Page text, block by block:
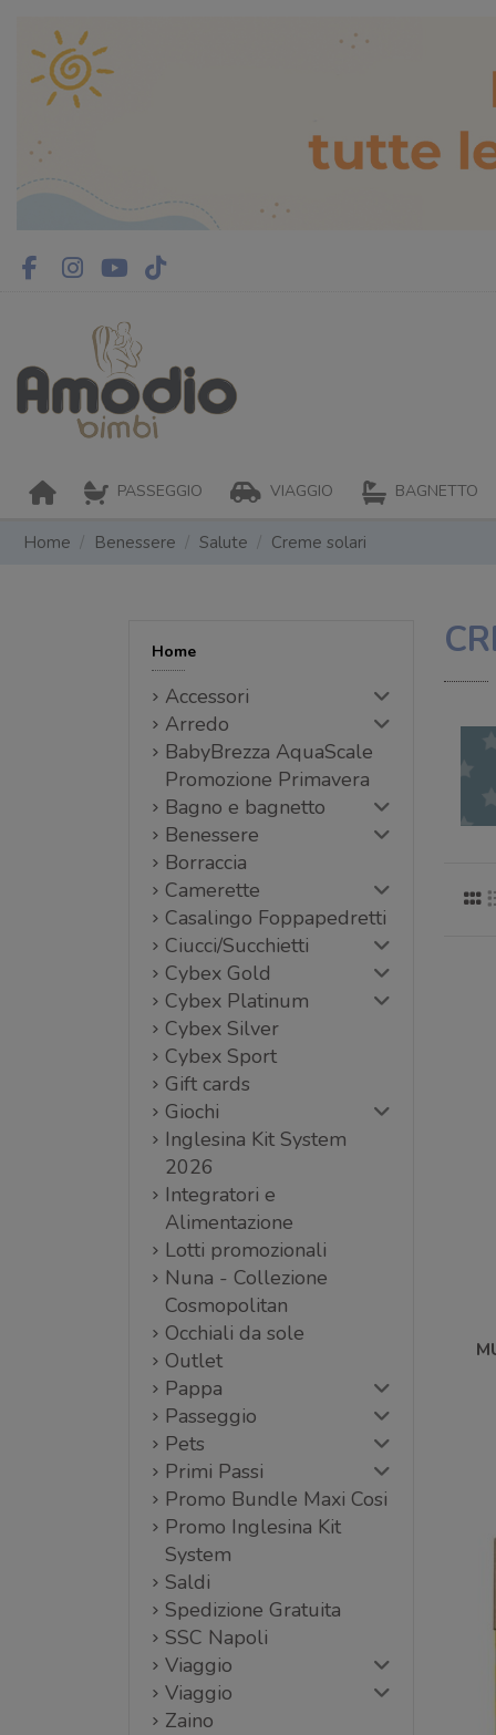
PASSEGGIO VIAGGIO BAGNETTO
Home Benessere Salute Creme solari
Home
Accessori
Arredo
BabyBrezza AquaScale
Promozione Primavera
Bagno e bagnetto
Benessere
Borraccia
Camerette
Casalingo Foppapedretti
Ciucci/Succhietti
Cybex Gold
Cybex Platinum
Cybex Silver
Cybex Sport
Gift cards
Giochi
Inglesina Kit System
2026
Integratori e
Alimentazione
Lotti promozionali
Nuna - Collezione
Cosmopolitan
Occhiali da sole
Outlet
Pappa
Passeggio
Pets
Primi Passi
Promo Bundle Maxi Cosi
Promo Inglesina Kit
System
Saldi
Spedizione Gratuita
SSC Napoli
Viaggio
Viaggio
Zaino